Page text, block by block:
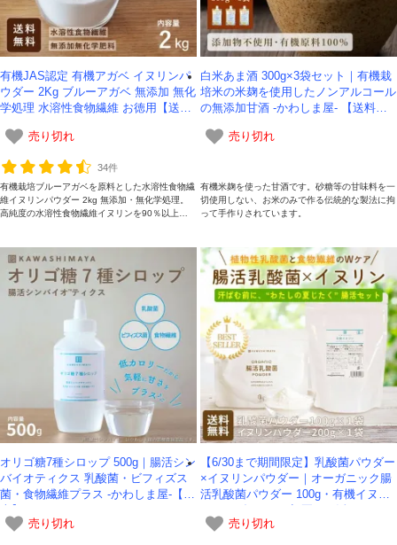
有機JAS認定 有機アガベ イヌリンパ
ウダー 2Kg ブルーアガベ 無添加 無化
学処理 水溶性食物繊維 お徳用【送料
売り切れ
34件
有機栽培ブルーアガベを原料とした水溶性食物繊
維イヌリンパウダー 2kg 無添加・無化学処理。
高純度の水溶性食物繊維イヌリンを90％以上含
白米あま酒 300g×3袋セット｜有機栽
培米の米麹を使用したノンアルコール
の無添加甘酒 -かわしま屋- 【送料無
売り切れ
有機米麹を使った甘酒です。砂糖等の甘味料を一
切使用しない、お米のみで作る伝統的な製法に拘
って手作りされています。
オリゴ糖7種シロップ 500g｜腸活シン
バイオティクス 乳酸菌・ビフィズス
菌・食物繊維プラス -かわしま屋-【終
売り切れ
【6/30まで期間限定】乳酸菌パウダー
×イヌリンパウダー｜オーガニック腸
活乳酸菌パウダー 100g・有機イヌリ
かわしま屋-【送料無料】*メール便で
売り切れ